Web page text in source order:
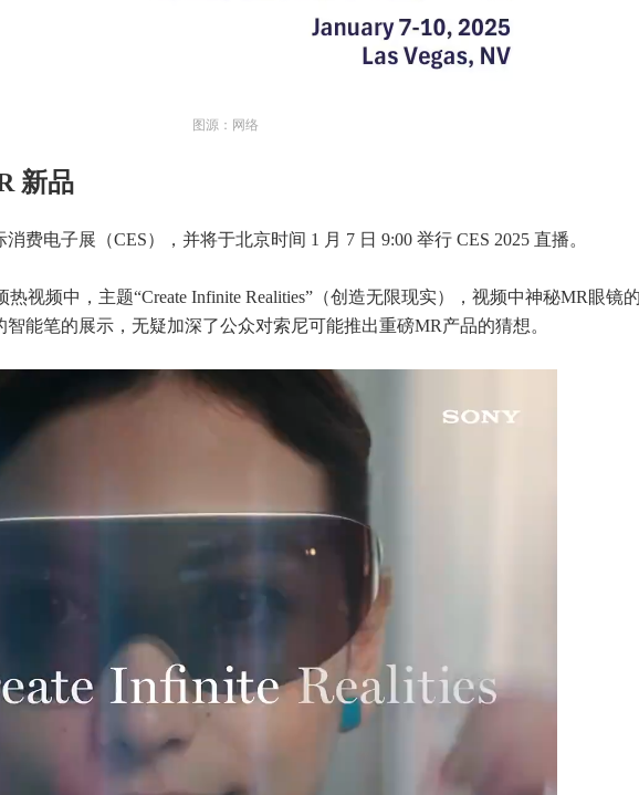
图源：网络
新品
费电子展（CES），并将于北京时间 1 月 7 日 9:00 举行 CES 2025 直播。
热视频中，主题“Create Infinite Realities”（创造无限现实），视频中神秘MR眼镜
能笔的展示，无疑加深了公众对索尼可能推出重磅MR产品的猜想。